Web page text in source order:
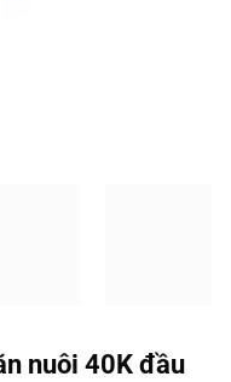
nuôi 40K đầu